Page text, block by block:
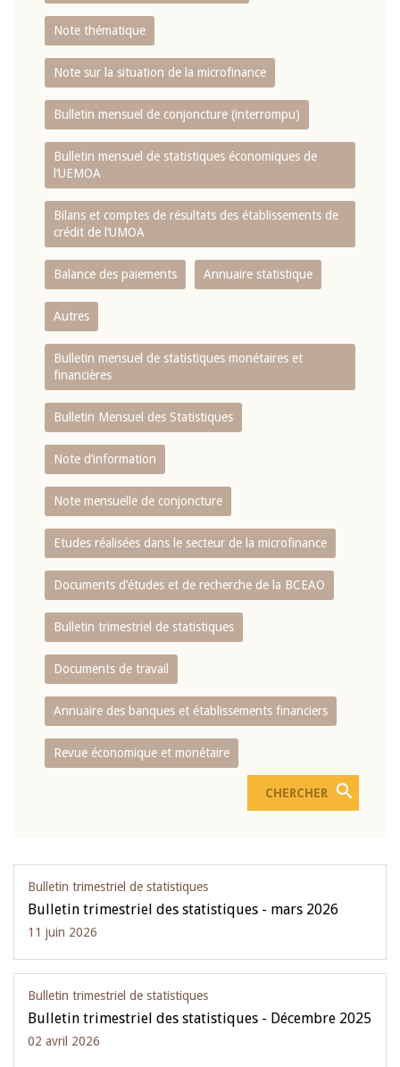
Note thématique
Note sur la situation de la microfinance
Bulletin mensuel de conjoncture (interrompu)
Bulletin mensuel de statistiques économiques de
l‘UEMOA
Bilans et comptes de résultats des établissements de
crédit de l‘UMOA
Balance des paiements Annuaire statistique
Autres
Bulletin mensuel de statistiques monétaires et
financières
Bulletin Mensuel des Statistiques
Note d’information
Note mensuelle de conjoncture
Etudes réalisées dans le secteur de la microfinance
Documents d’études et de recherche de la BCEAO
Bulletin trimestriel de statistiques
Documents de travail
Annuaire des banques et établissements financiers
Revue économique et monétaire
Bulletin trimestriel de statistiques
Bulletin trimestriel des statistiques - mars 2026
11 juin 2026
Bulletin trimestriel de statistiques
Bulletin trimestriel des statistiques - Décembre 2025
02 avril 2026